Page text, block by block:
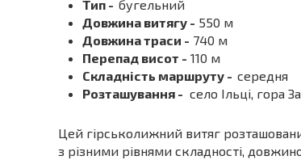
Тип - бугельний
Довжина витягу - 550 м
Довжина траси - 740 м
Перепад висот - 110 м
Складність маршруту - середня
Розташування - село Ільці, гора
Цей гірськолижний витяг
з різними рівнями складності,